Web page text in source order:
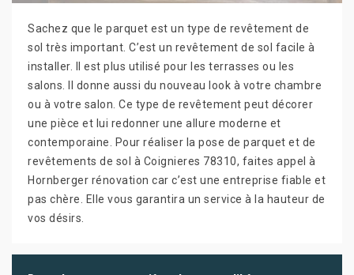
Sachez que le parquet est un type de revêtement de
sol très important. C’est un revêtement de sol facile à
installer. Il est plus utilisé pour les terrasses ou les
salons. Il donne aussi du nouveau look à votre chambre
ou à votre salon. Ce type de revêtement peut décorer
une pièce et lui redonner une allure moderne et
contemporaine. Pour réaliser la pose de parquet et de
revêtements de sol à Coignieres 78310, faites appel à
Hornberger rénovation car c’est une entreprise fiable et
pas chère. Elle vous garantira un service à la hauteur de
vos désirs.